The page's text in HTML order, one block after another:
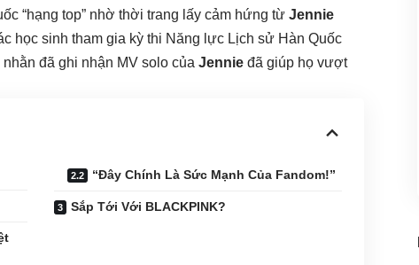
“hạng top” nhờ thời trang lấy cảm hứng từ Jennie
học sinh tham gia kỳ thi Năng lực Lịch sử Hàn Quốc
đã ghi nhận MV solo của Jennie đã giúp họ vượt
“Đây Chính Là Sức Mạnh Của Fandom!”
Sắp Tới Với BLACKPINK?